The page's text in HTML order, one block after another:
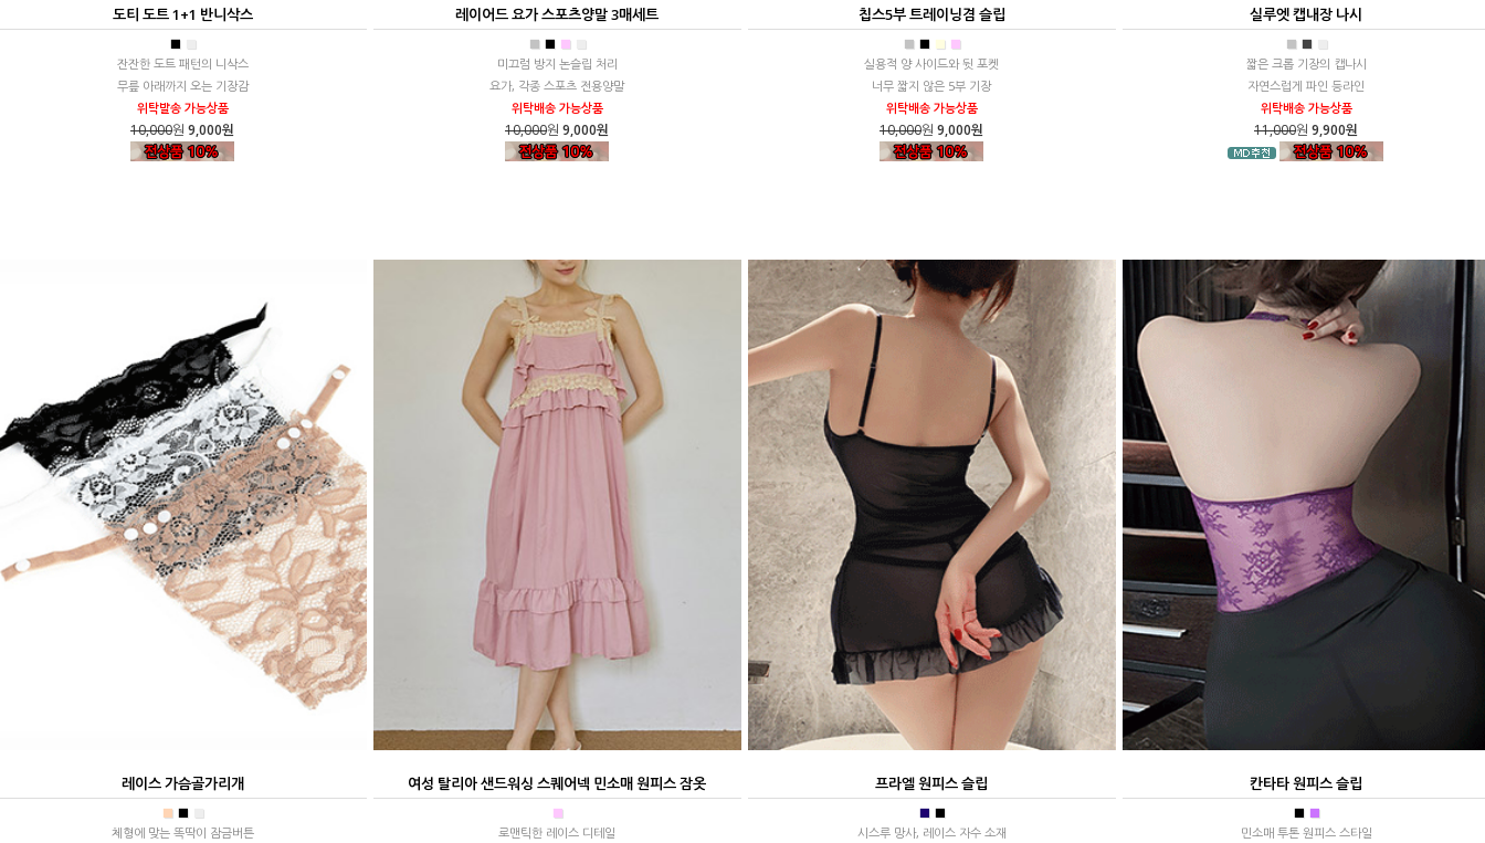
도티 도트 1+1 반니삭스
■ ■
잔잔한 도트 패턴의 니삭스
무릎 아래까지 오는 기장감
위탁발송 가능상품
10,000원 9,000원
레이어드 요가 스포츠양말 3매세트
■ ■ ■ ■
미끄럼 방지 논슬립 처리
요가, 각종 스포츠 전용양말
위탁배송 가능상품
10,000원 9,000원
칩스5부 트레이닝겸 슬립
■ ■ ■ ■
실용적 양 사이드와 뒷 포켓
너무 짧지 않은 5부 기장
위탁배송 가능상품
10,000원 9,000원
실루엣 캡내장 나시
■ ■ ■
짧은 크롭 기장의 캡나시
자연스럽게 파인 등라인
위탁배송 가능상품
11,000원 9,900원
레이스 가슴골가리개
■ ■ ■
체형에 맞는 똑딱이 잠금버튼
여성 탈리아 샌드워싱 스퀘어넥 민소매 원피스 잠옷
■
로맨틱한 레이스 디테일
프라엘 원피스 슬립
■ ■
시스루 망사, 레이스 자수 소재
칸타타 원피스 슬립
■ ■
민소매 투톤 원피스 스타일